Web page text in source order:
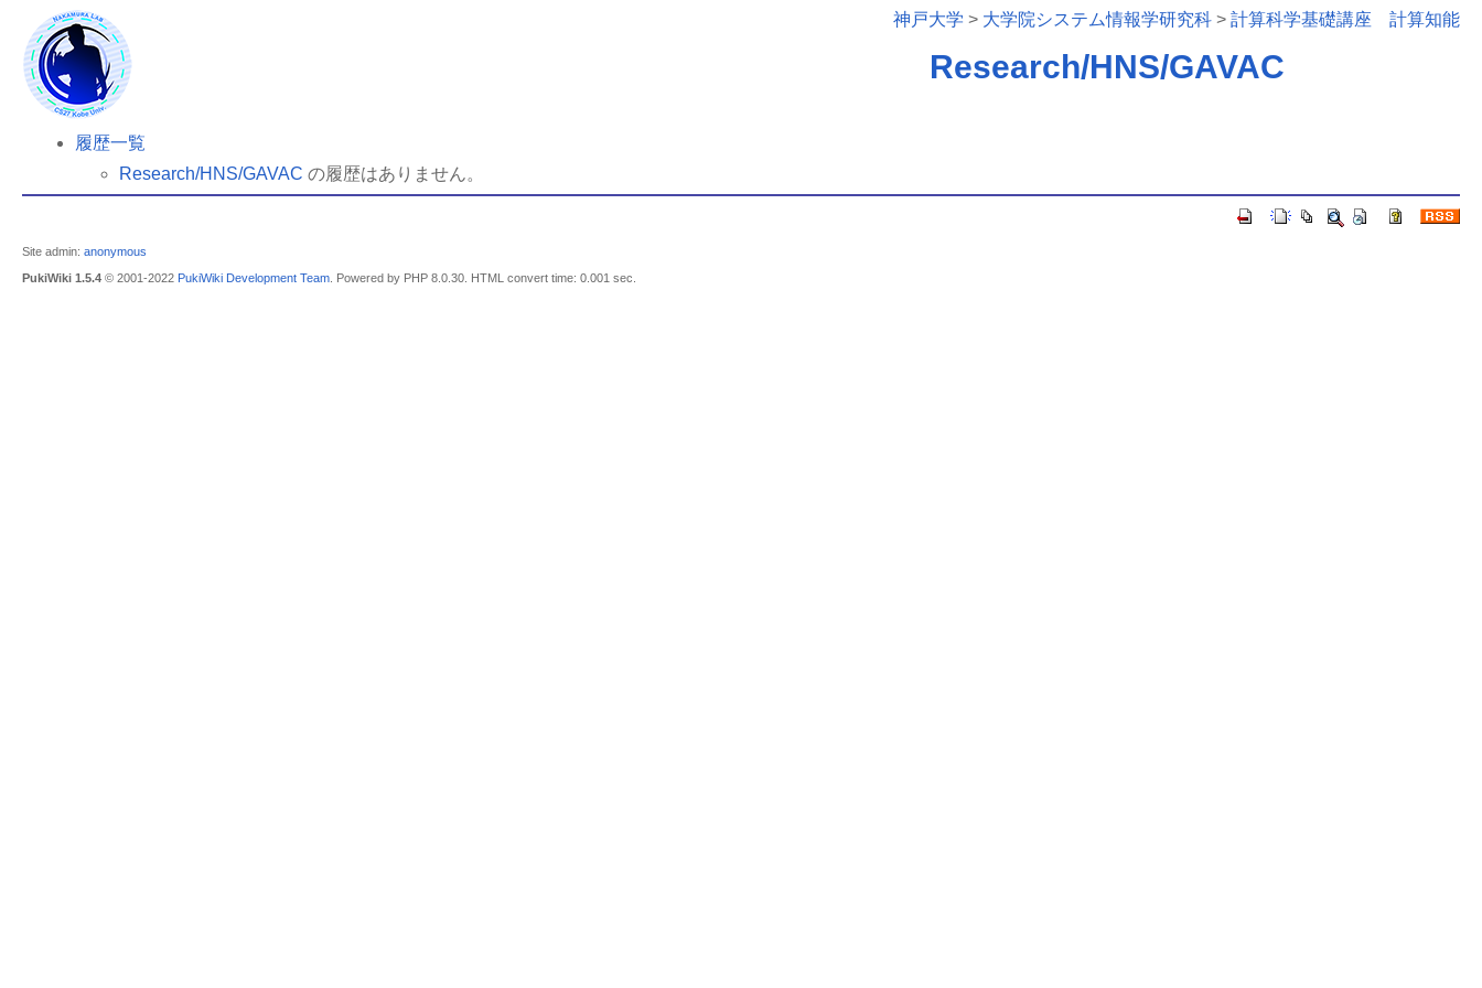
神戸大学 > 大学院システム情報学研究科 > 計算科学基礎講座 計算知能
Research/HNS/GAVAC
履歴一覧
Research/HNS/GAVAC の履歴はありません。
Site admin: anonymous
PukiWiki 1.5.4 © 2001-2022 PukiWiki Development Team . Powered by PHP 8.0.30. HTML convert time: 0.001 sec.